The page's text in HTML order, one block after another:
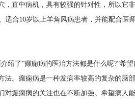
直中病机，具有较强的针对性，所以它
适合10岁以上羊角风病患者，并能配合医
绍了“癫痫病的医治方法都是什么呢?”希
。癫痫病是一种发病率较高的复杂的脑
癫痫病的关注也在不断加强。希望病人能